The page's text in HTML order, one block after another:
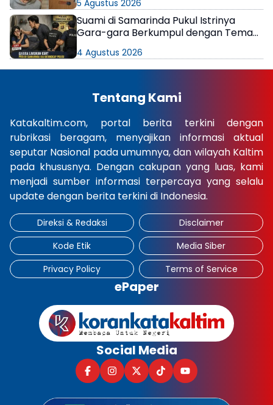
5 Agustus 2026
Suami di Samarinda Pukul Istrinya
Gara-gara Berkumpul dengan Teman
4 Agustus 2026
Tentang Kami
Katakaltim.com, portal berita terkini dengan
rubrikasi beragam, menyajikan informasi aktual
seputar Nasional pada umumnya, dan wilayah Kaltim
pada khususnya. Dengan cakupan yang luas, kami
menjadi sumber informasi terpercaya yang selalu
update dengan berita terkini di Indonesia.
Direksi & Redaksi
Disclaimer
Kode Etik
Media Siber
Privacy Policy
Terms of Service
ePaper
Social Media